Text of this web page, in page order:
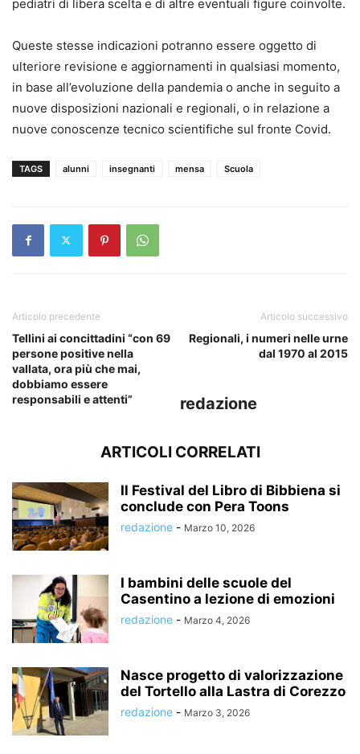
pediatri di libera scelta e di altre eventuali figure coinvolte.
Queste stesse indicazioni potranno essere oggetto di
ulteriore revisione e aggiornamenti in qualsiasi momento,
in base all’evoluzione della pandemia o anche in seguito a
nuove disposizioni nazionali e regionali, o in relazione a
nuove conoscenze tecnico scientifiche sul fronte Covid.
TAGS alunni insegnanti mensa Scuola
Articolo precedente
Tellini ai concittadini “con 69
persone positive nella
vallata, ora più che mai,
dobbiamo essere
responsabili e attenti”
Articolo successivo
Regionali, i numeri nelle urne
dal 1970 al 2015
redazione
ARTICOLI CORRELATI
Il Festival del Libro di Bibbiena si
conclude con Pera Toons
redazione - Marzo 10, 2026
I bambini delle scuole del
Casentino a lezione di emozioni
redazione - Marzo 4, 2026
Nasce progetto di valorizzazione
del Tortello alla Lastra di Corezzo
redazione - Marzo 3, 2026